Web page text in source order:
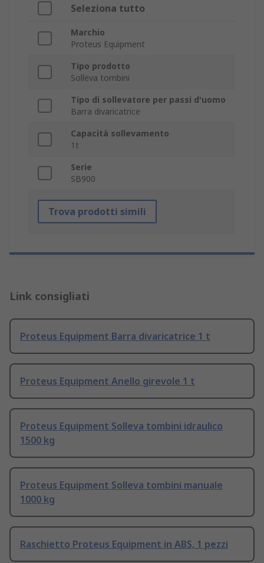
Seleziona tutto
Marchio
Proteus Equipment
Tipo prodotto
Solleva tombini
Tipo di sollevatore per passi d'uomo
Barra divaricatrice
Capacità sollevamento
1t
Serie
SB900
Trova prodotti simili
Link consigliati
Proteus Equipment Barra divaricatrice 1 t
Proteus Equipment Anello girevole 1 t
Proteus Equipment Solleva tombini idraulico
1500 kg
Proteus Equipment Solleva tombini manuale
1000 kg
Raschietto Proteus Equipment in ABS, 1 pezzi